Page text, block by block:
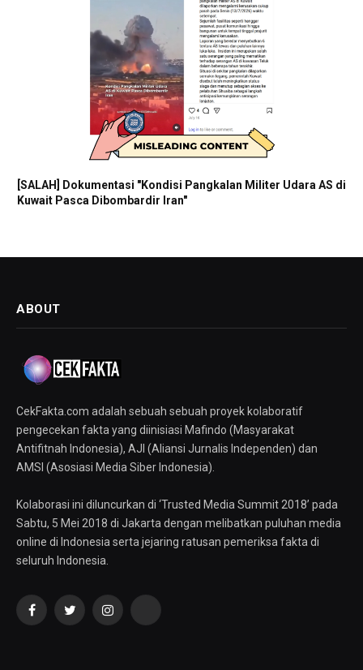
[SALAH] Dokumentasi "Kondisi Pangkalan Militer Udara AS di
Kuwait Pasca Dibombardir Iran"
ABOUT
CekFakta.com adalah sebuah sebuah proyek kolaboratif
pengecekan fakta yang diinisiasi Mafindo (Masyarakat
Antifitnah Indonesia), AJI (Aliansi Jurnalis Independen) dan
AMSI (Asosiasi Media Siber Indonesia).
Kolaborasi ini diluncurkan di ‘Trusted Media Summit 2018’ pada
Sabtu, 5 Mei 2018 di Jakarta dengan melibatkan puluhan media
online di Indonesia serta jejaring ratusan pemeriksa fakta di
seluruh Indonesia.
FacebookTwitterInstagramYouTube